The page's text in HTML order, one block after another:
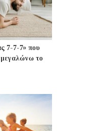
7-7-7» που
μεγαλώνω το